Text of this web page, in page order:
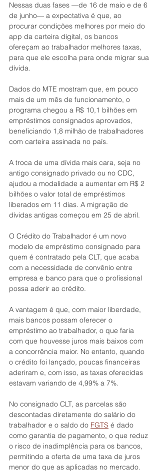
Nessas duas fases —de 16 de maio e de 6
de junho— a expectativa é que, ao
procurar condições melhores por meio do
app da carteira digital, os bancos
ofereçam ao trabalhador melhores taxas,
para que ele escolha para onde migrar sua
dívida.
Dados do MTE mostram que, em pouco
mais de um mês de funcionamento, o
programa chegou a R$ 10,1 bilhões em
empréstimos consignados aprovados,
beneficiando 1,8 milhão de trabalhadores
com carteira assinada no país.
A troca de uma dívida mais cara, seja no
antigo consignado privado ou no CDC,
ajudou a modalidade a aumentar em R$ 2
bilhões o valor total de empréstimos
liberados em 11 dias. A migração de
dívidas antigas começou em 25 de abril.
O Crédito do Trabalhador é um novo
modelo de empréstimo consignado para
quem é contratado pela CLT, que acaba
com a necessidade de convênio entre
empresa e banco para que o profissional
possa aderir ao crédito.
A vantagem é que, com maior liberdade,
mais bancos possam oferecer o
empréstimo ao trabalhador, o que faria
com que houvesse juros mais baixos com
a concorrência maior. No entanto, quando
o crédito foi lançado, poucas financeiras
aderiram e, com isso, as taxas oferecidas
estavam variando de 4,99% a 7%.
No consignado CLT, as parcelas são
descontadas diretamente do salário do
trabalhador e o saldo do FGTS é dado
como garantia de pagamento, o que reduz
o risco de inadimplência para os bancos,
permitindo a oferta de uma taxa de juros
menor do que as aplicadas no mercado.